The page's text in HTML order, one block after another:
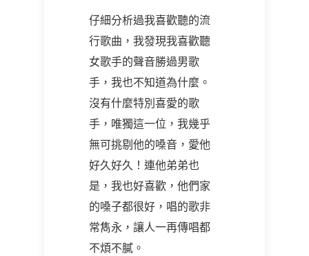
仔細分析過我喜歡聽的流
行歌曲，我發現我喜歡聽
女歌手的聲音勝過男歌
手，我也不知道為什麼。
沒有什麼特別喜愛的歌
手，唯獨這一位，我幾乎
無可挑剔他的嗓音，愛他
好久好久！連他弟弟也
是，我也好喜歡，他們家
的嗓子都很好，唱的歌非
常雋永，讓人一再傳唱都
不煩不膩。